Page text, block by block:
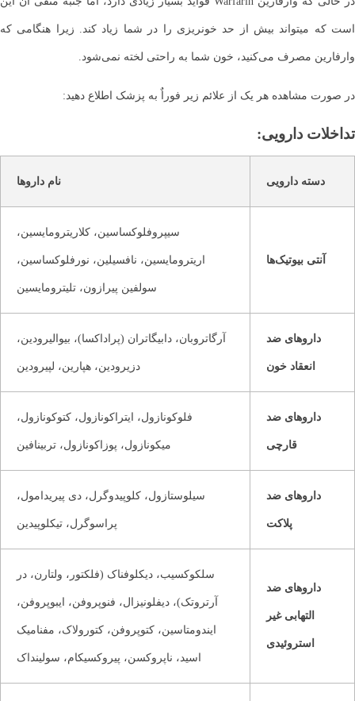
است که می‎تواند بیش از حد خونریزی را در شما زیاد کند. زیرا هنگامی که
وارفارین مصرف می‌کنید، خون شما به راحتی لخته نمی‌شود.
در صورت مشاهده هر یک از علائم زیر فوراٌ به پزشک اطلاع دهید:
تداخلات دارویی:
دسته دارویی نام داروها
آنتی بیوتیک‌ها
سیپروفلوکساسین، کلاریترومایسین،
اریترومایسین، نافسیلین، نورفلوکساسین،
سولفین پیرازون، تلیترومایسین
داروهای ضد
انعقاد خون
آرگاتروبان، دابیگاتران (پراداکسا)، بیوالیرودین،
دزیرودین، هپارین، لپیرودین
داروهای ضد
قارچی
فلوکونازول، ایتراکونازول، کتوکونازول،
میکونازول، پوزاکونازول، تربینافین
داروهای ضد
پلاکت
سیلوستازول، کلوپیدوگرل، دی پیریدامول،
پراسوگرل، تیکلوپیدین
داروهای ضد
التهابی غیر
استروئیدی
سلکوکسیب، دیکلوفناک (فلکتور، ولتارن، در
آرتروتک)، دیفلونیزال، فنوپروفن، ایبوپروفن،
ایندومتاسین، کتوپروفن، کتورولاک، مفنامیک
اسید، ناپروکسن، پیروکسیکام، سولینداک